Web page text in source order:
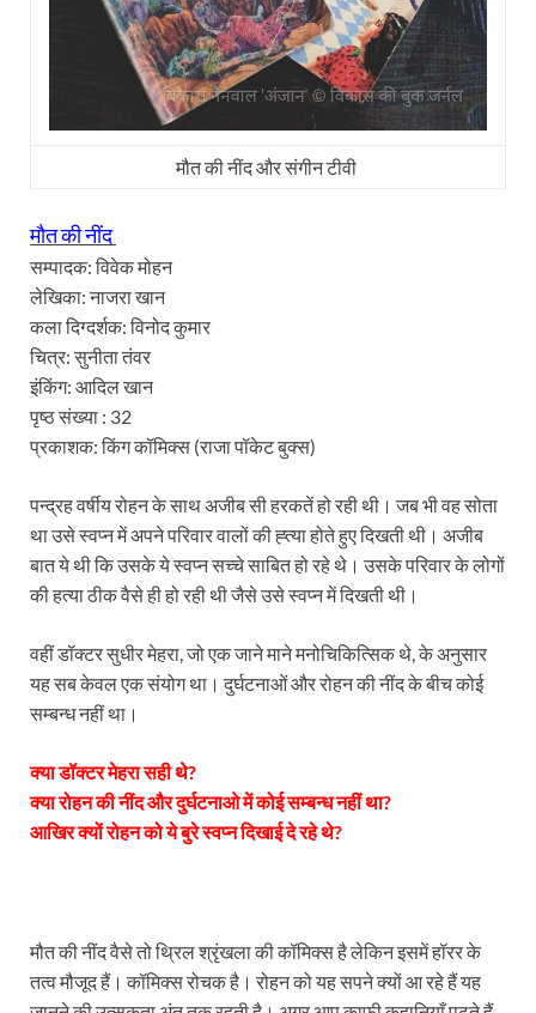
मौत की नींद और संगीन टीवी
मौत की नींद
सम्पादक: विवेक मोहन
लेखिका: नाजरा खान
कला दिग्दर्शक: विनोद कुमार
चित्र: सुनीता तंवर
इंकिंग: आदिल खान
पृष्ठ संख्या : 32
प्रकाशक: किंग कॉमिक्स (राजा पॉकेट बुक्स)
पन्द्रह वर्षीय रोहन के साथ अजीब सी हरकतें हो रही थी। जब भी वह सोता
था उसे स्वप्न में अपने परिवार वालों की ह्त्या होते हुए दिखती थी। अजीब
बात ये थी कि उसके ये स्वप्न सच्चे साबित हो रहे थे। उसके परिवार के लोगों
की हत्या ठीक वैसे ही हो रही थी जैसे उसे स्वप्न में दिखती थी।
वहीं डॉक्टर सुधीर मेहरा, जो एक जाने माने मनोचिकित्सिक थे, के अनुसार
यह सब केवल एक संयोग था। दुर्घटनाओं और रोहन की नींद के बीच कोई
सम्बन्ध नहीं था।
क्या डॉक्टर मेहरा सही थे?
क्या रोहन की नींद और दुर्घटनाओ में कोई सम्बन्ध नहीं था?
आखिर क्यों रोहन को ये बुरे स्वप्न दिखाई दे रहे थे?
मौत की नींद वैसे तो थ्रिल श्रृंखला की कॉमिक्स है लेकिन इसमें हॉरर के
तत्व मौजूद हैं। कॉमिक्स रोचक है। रोहन को यह सपने क्यों आ रहे हैं यह